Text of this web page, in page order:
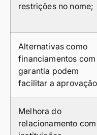
restrições no nome;
Alternativas como
financiamentos com
garantia podem
facilitar a
Melhora do
relacionamento com